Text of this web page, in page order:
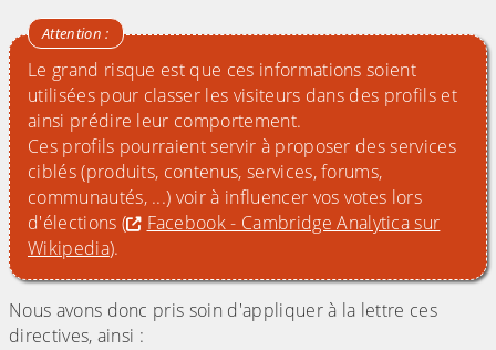
Le grand risque est que ces informations soient
utilisées pour classer les visiteurs dans des profils et
ainsi prédire leur comportement.
Ces profils pourraient servir à proposer des services
ciblés (produits, contenus, services, forums,
communautés, ...) voir à influencer vos votes lors
d'élections (
Facebook - Cambridge Analytica sur
Wikipedia).
Nous avons donc pris soin d'appliquer à la lettre ces
directives, ainsi :